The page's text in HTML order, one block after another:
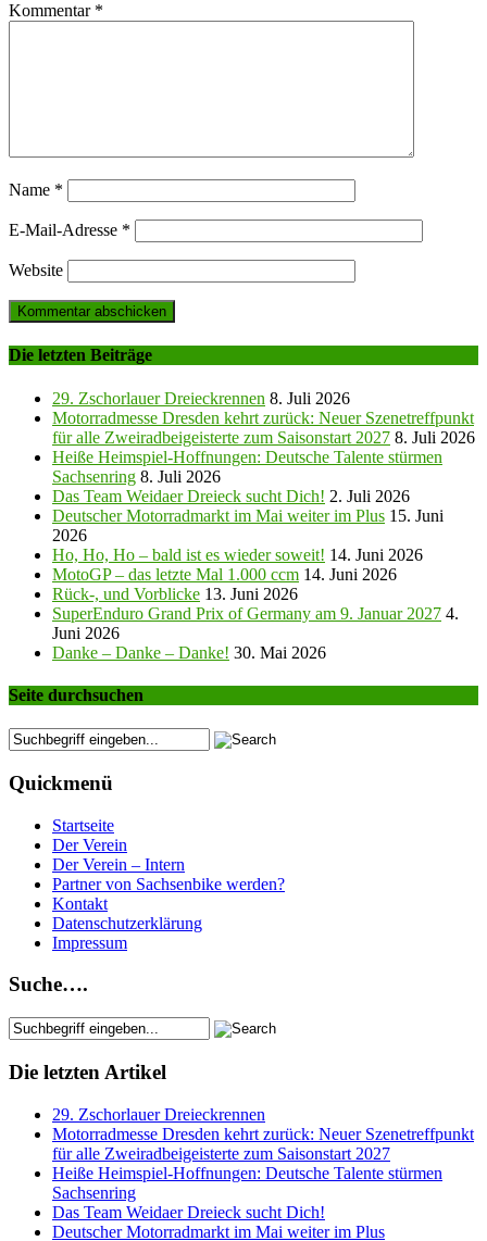
Kommentar *
Name *
E-Mail-Adresse *
Website
Die letzten Beiträge
29. Zschorlauer Dreieckrennen 8. Juli 2026
Motorradmesse Dresden kehrt zurück: Neuer Szenetreffpunkt
für alle Zweiradbeigeisterte zum Saisonstart 2027 8. Juli 2026
Heiße Heimspiel-Hoffnungen: Deutsche Talente stürmen
Sachsenring 8. Juli 2026
Das Team Weidaer Dreieck sucht Dich! 2. Juli 2026
Deutscher Motorradmarkt im Mai weiter im Plus 15. Juni
2026
Ho, Ho, Ho – bald ist es wieder soweit! 14. Juni 2026
MotoGP – das letzte Mal 1.000 ccm 14. Juni 2026
Rück-, und Vorblicke 13. Juni 2026
SuperEnduro Grand Prix of Germany am 9. Januar 2027 4.
Juni 2026
Danke – Danke – Danke! 30. Mai 2026
Seite durchsuchen
Quickmenü
Startseite
Der Verein
Der Verein – Intern
Partner von Sachsenbike werden?
Kontakt
Datenschutzerklärung
Impressum
Suche….
Die letzten Artikel
29. Zschorlauer Dreieckrennen
Motorradmesse Dresden kehrt zurück: Neuer Szenetreffpunkt
für alle Zweiradbeigeisterte zum Saisonstart 2027
Heiße Heimspiel-Hoffnungen: Deutsche Talente stürmen
Sachsenring
Das Team Weidaer Dreieck sucht Dich!
Deutscher Motorradmarkt im Mai weiter im Plus